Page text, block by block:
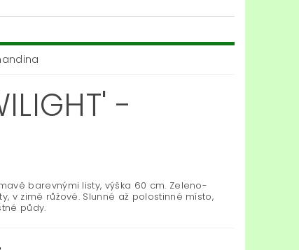
-
barevnými listy, výška 60 cm. Zeleno-
v zimě růžové. Slunné až polostinné místo,
půdy.